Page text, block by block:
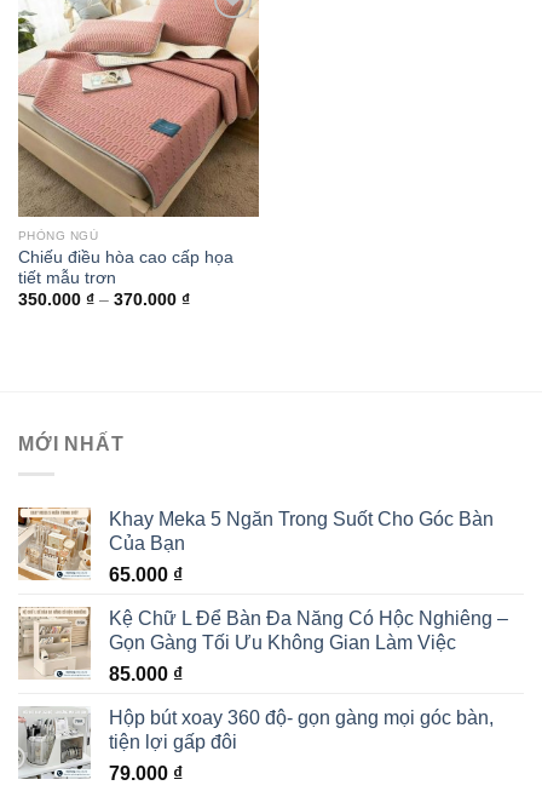
Add to
wishlist
PHÒNG NGỦ
Chiếu điều hòa cao cấp họa
tiết mẫu trơn
350.000 ₫– 370.000 ₫
MỚI NHẤT
Khay Meka 5 Ngăn Trong Suốt Cho Góc Bàn
Của Bạn
65.000 ₫
Kệ Chữ L Để Bàn Đa Năng Có Hộc Nghiêng –
Gọn Gàng Tối Ưu Không Gian Làm Việc
85.000 ₫
Hộp bút xoay 360 độ- gọn gàng mọi góc bàn,
tiện lợi gấp đôi
79.000 ₫